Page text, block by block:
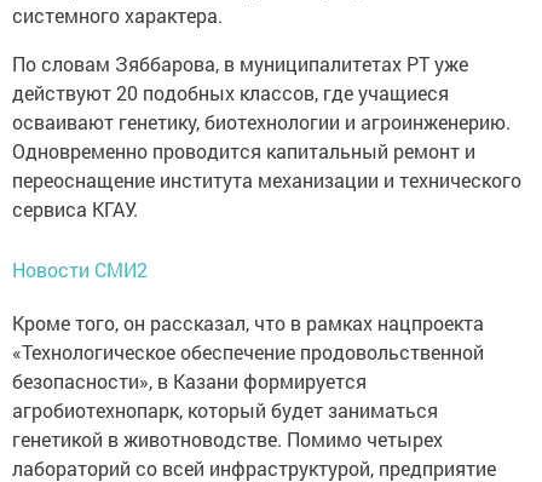
системного характера.
По словам Зяббарова, в муниципалитетах РТ уже
действуют 20 подобных классов, где учащиеся
осваивают генетику, биотехнологии и агроинженерию.
Одновременно проводится капитальный ремонт и
переоснащение института механизации и технического
сервиса КГАУ.
Новости СМИ2
Кроме того, он рассказал, что в рамках нацпроекта
«Технологическое обеспечение продовольственной
безопасности», в Казани формируется
агробиотехнопарк, который будет заниматься
генетикой в животноводстве. Помимо четырех
лабораторий со всей инфраструктурой, предприятие